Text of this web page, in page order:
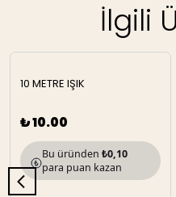
İlgili
10 METRE IŞIK
₺ 10.00
Bu üründen ₺0,10
para puan kazan